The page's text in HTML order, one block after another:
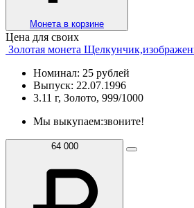
Монета в корзине
Цена для своих
Золотая монета
Номинал: 25 рублей
Выпуск: 22.07.1996
3.11 г, Золото, 999/1000
Мы выкупаем:звоните!
64 000